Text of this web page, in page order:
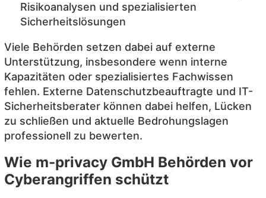
Risikoanalysen und spezialisierten
Sicherheitslösungen
Viele Behörden setzen dabei auf externe
Unterstützung, insbesondere wenn interne
Kapazitäten oder spezialisiertes Fachwissen
fehlen. Externe Datenschutzbeauftragte und IT-
Sicherheitsberater können dabei helfen, Lücken
zu schließen und aktuelle Bedrohungslagen
professionell zu bewerten.
Wie m-privacy GmbH Behörden vor
Cyberangriffen schützt